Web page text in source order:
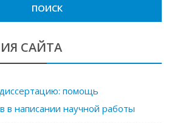
САЙТА
диссертацию: помощь
в написании научной работы